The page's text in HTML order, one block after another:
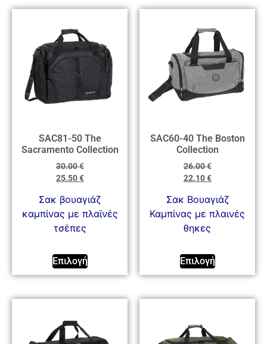
SAC81-50 The
Sacramento Collection
30.00€
25.50€
Σακ βουαγιάζ
καμπίνας με πλαϊνές
τσέπες
Επιλογή
SAC60-40 The Boston
Collection
26.00€
22.10€
Σακ Βουαγιάζ
Καμπίνας με πλαινές
θηκες
Επιλογή